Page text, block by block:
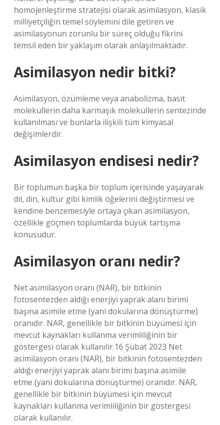
homojenleştirme stratejisi olarak asimilasyon, klasik
milliyetçiliğin temel söylemini dile getiren ve
asimilasyonun zorunlu bir süreç olduğu fikrini
temsil eden bir yaklaşım olarak anlaşılmaktadır.
Asimilasyon nedir bitki?
Asimilasyon, özümleme veya anabolizma, basit
moleküllerin daha karmaşık moleküllerin sentezinde
kullanılması ve bunlarla ilişkili tüm kimyasal
değişimlerdir.
Asimilasyon endisesi nedir?
Bir toplumun başka bir toplum içerisinde yaşayarak
dil, din, kültür gibi kimlik öğelerini değiştirmesi ve
kendine benzemesiyle ortaya çıkan asimilasyon,
özellikle göçmen toplumlarda büyük tartışma
konusudur.
Asimilasyon oranı nedir?
Net asimilasyon oranı (NAR), bir bitkinin
fotosentezden aldığı enerjiyi yaprak alanı birimi
başına asimile etme (yani dokularına dönüştürme)
oranıdır. NAR, genellikle bir bitkinin büyümesi için
mevcut kaynakları kullanma verimliliğinin bir
göstergesi olarak kullanılır.16 Şubat 2023 Net
asimilasyon oranı (NAR), bir bitkinin fotosentezden
aldığı enerjiyi yaprak alanı birimi başına asimile
etme (yani dokularına dönüştürme) oranıdır. NAR,
genellikle bir bitkinin büyümesi için mevcut
kaynakları kullanma verimliliğinin bir göstergesi
olarak kullanılır.